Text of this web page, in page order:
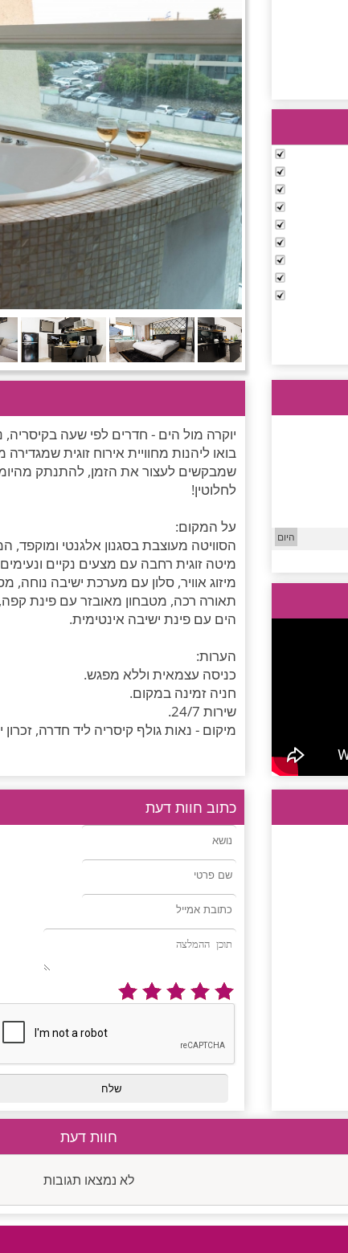
יוקרה מול הים - חדרים לפי שעה בקיסריה,
בואו ליהנות מחוויית אירוח זוגית
שמבקשים לעצור את הזמן, להתנתק
לחלוטין!
על המקום:
הסוויטה מעוצבת בסגנון אלגנטי ומוקפד,
מיטה זוגית רחבה עם מצעים נקיים
מיזוג אוויר, סלון עם מערכת ישיבה נוחה,
תאורה רכה, מטבחון מאובזר עם פינת
הים עם פינת ישיבה אינטימית.
הערות:
כניסה עצמאית וללא מפגש.
חניה זמינה במקום.
שירות 24/7.
מיקום - נאות גולף קיסריה ליד חדרה,
כתוב חוות דעת
חוות דעת
לא נמצאו תגובות